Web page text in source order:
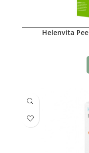
Helenvita